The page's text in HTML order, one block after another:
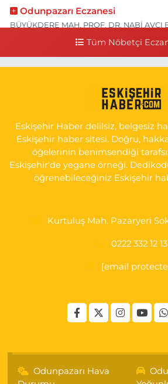
Odunpazarı Eczanesi
BÜYÜKDERE MAH. PROF. DR. NABİ AVCI
YENİDOĞAN MH.ŞEHİT SERKAN
0 (222) 237 75 17 Yol Tarifi Al
Tüm Nöbetçi
Eskişehir Haber delilsiz, belgesiz
Eskişehir haber sitesi. Doğru,
öğelerinin benimsendiği
Eskişehir'de yegane örneği.
öğrenebileceğiniz Eskişehir
Kurtuluş Mah. Pazaryeri
0222 332 12 13
[email
Odunpazarı Hava